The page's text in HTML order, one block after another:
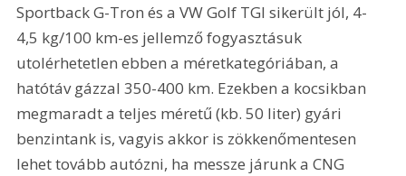
Sportback G-Tron és a VW Golf TGI sikerült jól, 4-
4,5 kg/100 km-es jellemző fogyasztásuk
utolérhetetlen ebben a méretkategóriában, a
hatótáv gázzal 350-400 km. Ezekben a kocsikban
megmaradt a teljes méretű (kb. 50 liter) gyári
benzintank is, vagyis akkor is zökkenőmentesen
lehet tovább autózni, ha messze járunk a CNG